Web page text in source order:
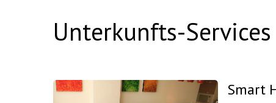
Unterkunfts-Services
Smart